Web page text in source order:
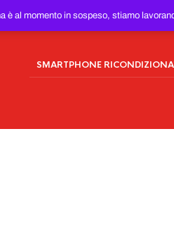
è al momento in sospeso, stiamo
SMARTPHONE